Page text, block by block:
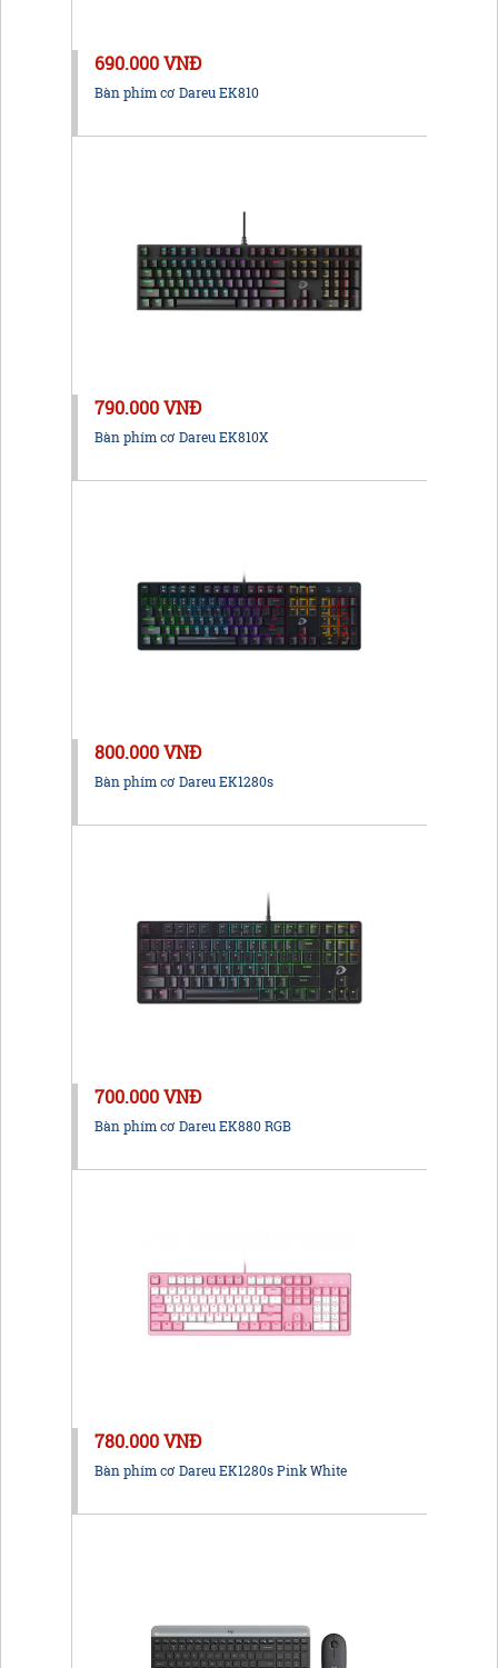
690.000 VNĐ
Bàn phím cơ Dareu EK810
790.000 VNĐ
Bàn phím cơ Dareu EK810X
800.000 VNĐ
Bàn phím cơ Dareu EK1280s
700.000 VNĐ
Bàn phím cơ Dareu EK880 RGB
780.000 VNĐ
Bàn phím cơ Dareu EK1280s Pink White